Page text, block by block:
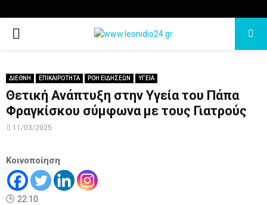
PRIMARY
ΔΙΕΘΝΗ ΕΠΙΚΑΙΡΟΤΗΤΑ ΡΟΗ ΕΙΔΗΣΕΩΝ ΥΓΕΙΑ
Θετική Ανάπτυξη στην Υγεία του Πάπα
Φραγκίσκου σύμφωνα με τους Γιατρούς
11/03/2025
Κοινοποίηση
🕒 22:10